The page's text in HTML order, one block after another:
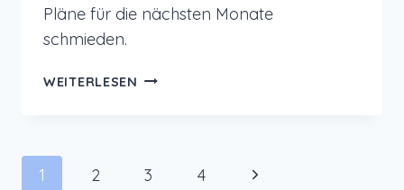
Pläne für die nächsten Monate
schmieden.
WEITERLESEN MONATSRÜCKBLICK
VIDEOS
Seitennavigation
1 2 3 4
Nächste